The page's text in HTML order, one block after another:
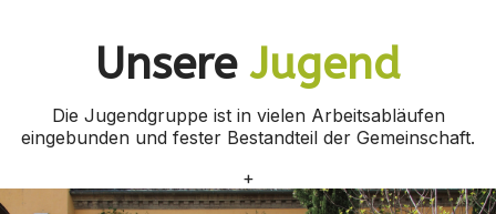
UnsereJugend
Die Jugendgruppe ist in vielen Arbeitsabläufen
eingebunden und fester Bestandteil der Gemeinschaft.
+